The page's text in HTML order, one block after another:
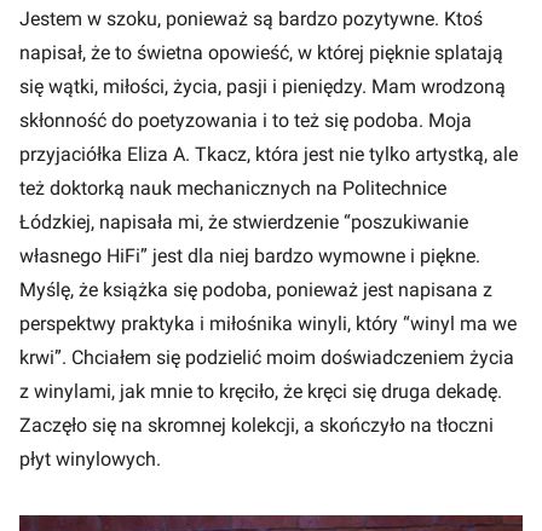
Jestem w szoku, ponieważ są bardzo pozytywne. Ktoś
napisał, że to świetna opowieść, w której pięknie splatają
się wątki, miłości, życia, pasji i pieniędzy. Mam wrodzoną
skłonność do poetyzowania i to też się podoba. Moja
przyjaciółka Eliza A. Tkacz, która jest nie tylko artystką, ale
też doktorką nauk mechanicznych na Politechnice
Łódzkiej, napisała mi, że stwierdzenie “poszukiwanie
własnego HiFi” jest dla niej bardzo wymowne i piękne.
Myślę, że książka się podoba, ponieważ jest napisana z
perspektwy praktyka i miłośnika winyli, który “winyl ma we
krwi”. Chciałem się podzielić moim doświadczeniem życia
z winylami, jak mnie to kręciło, że kręci się druga dekadę.
Zaczęło się na skromnej kolekcji, a skończyło na tłoczni
płyt winylowych.